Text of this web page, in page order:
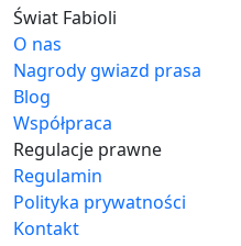
Świat Fabioli
O nas
Nagrody gwiazd prasa
Blog
Współpraca
Regulacje prawne
Regulamin
Polityka prywatności
Kontakt